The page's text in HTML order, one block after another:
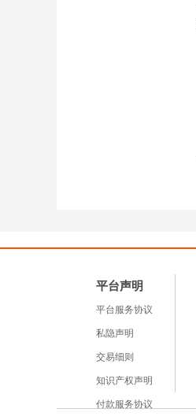
平台声明
平台服务协议
私隐声明
交易细则
知识产权声明
付款服务协议